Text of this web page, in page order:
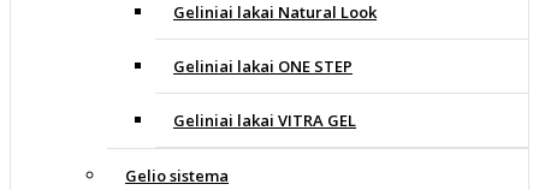
Geliniai lakai Natural Look
Geliniai lakai ONE STEP
Geliniai lakai VITRA GEL
Gelio sistema